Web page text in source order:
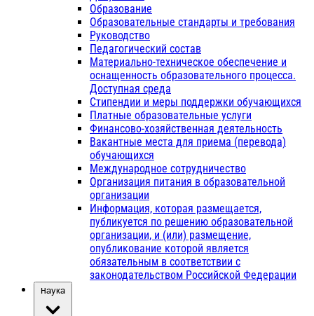
Образование
Образовательные стандарты и требования
Руководство
Педагогический состав
Материально-техническое обеспечение и
оснащенность образовательного процесса.
Доступная среда
Стипендии и меры поддержки обучающихся
Платные образовательные услуги
Финансово-хозяйственная деятельность
Вакантные места для приема (перевода)
обучающихся
Международное сотрудничество
Организация питания в образовательной
организации
Информация, которая размещается,
публикуется по решению образовательной
организации, и (или) размещение,
опубликование которой является
обязательным в соответствии с
законодательством Российской Федерации
Наука